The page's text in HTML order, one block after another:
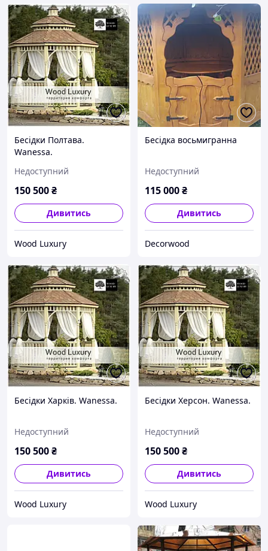
Бесідки Полтава.
Wanessa.
Недоступний
150 500₴
Дивитись
Wood Luxury
Бесідка восьмигранна
Недоступний
115 000₴
Дивитись
Decorwood
Бесідки Харків. Wanessa.
Недоступний
150 500₴
Дивитись
Wood Luxury
Бесідки Херсон. Wanessa.
Недоступний
150 500₴
Дивитись
Wood Luxury